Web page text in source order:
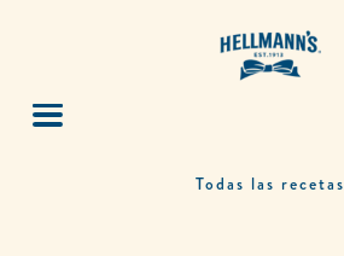
Todas las recetas